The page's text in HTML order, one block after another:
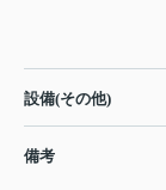
設備(その他)
備考